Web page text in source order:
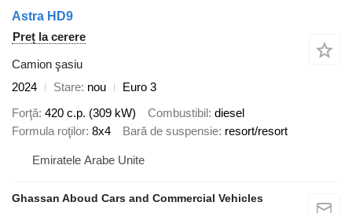
Astra HD9
Preț la cerere
Camion şasiu
2024
Stare nou
Euro 3
Forţă 420 c.p. (309 kW) Combustibil diesel
Formula roţilor 8x4 Bară de suspensie resort/resort
Emiratele Arabe Unite
Ghassan Aboud Cars and Commercial Vehicles